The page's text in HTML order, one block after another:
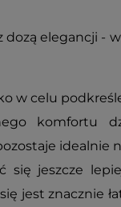
dozą elegancji - w
w celu
komfortu
idealnie
się jeszcze
jest znacznie